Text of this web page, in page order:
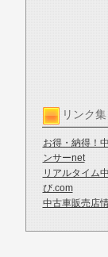
リンク集
お得・納得！
ンサーnet
リアルタイム
び.com
中古車販売店